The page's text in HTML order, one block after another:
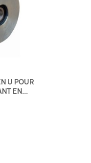
U POUR
EN...